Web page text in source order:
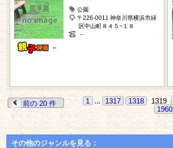
－
公園
〒226-0011 神奈川県横浜市緑
区中山町８４５−１８
－
前の 20 件 1 ... 1317 1318 1319
1960
その他のジャンルを見る：